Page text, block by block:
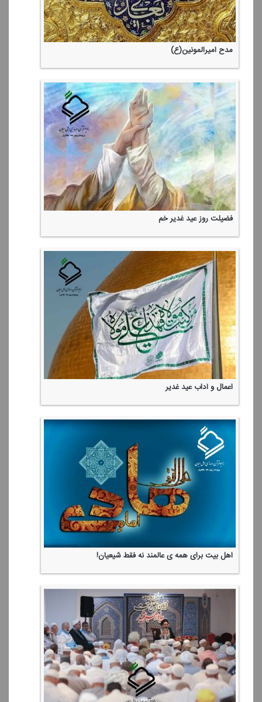
گزارشی از مراسم روز ولادت امام موسی كاظم(ع) از مكه مكرمه
مدح امیرالمونین(ع)
فضیلت روز عید غدیر خم
اعمال و آداب عید غدیر